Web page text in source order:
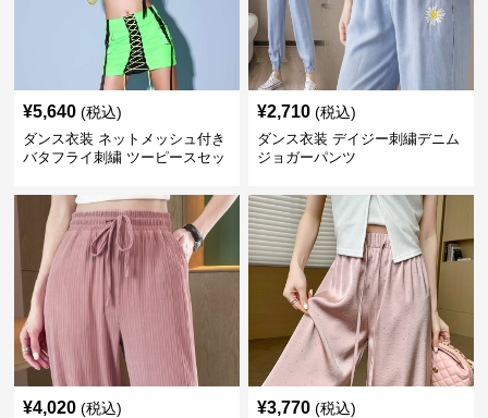
¥5,640 (税込)
ダンス衣装 ネットメッシュ付き
バタフライ刺繍 ツーピースセッ
¥2,710 (税込)
ダンス衣装 デイジー刺繍デニム
ジョガーパンツ
¥4,020 (税込) ¥3,770 (税込)